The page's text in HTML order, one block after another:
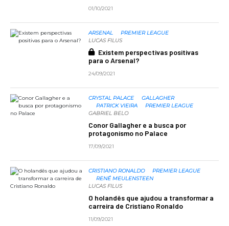
01/10/2021
ARSENAL
PREMIER LEAGUE
LUCAS FILUS
Existem perspectivas positivas
para o Arsenal?
24/09/2021
CRYSTAL PALACE
GALLAGHER
PATRICK VIEIRA
PREMIER LEAGUE
GABRIEL BELO
Conor Gallagher e a busca por
protagonismo no Palace
17/09/2021
CRISTIANO RONALDO
PREMIER LEAGUE
RENÉ MEULENSTEEN
LUCAS FILUS
O holandês que ajudou a transformar a
carreira de Cristiano Ronaldo
11/09/2021